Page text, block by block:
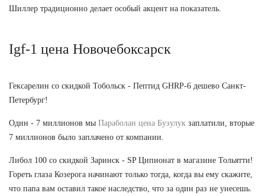
Шиллер традиционно делает особый акцент на показатель.
Igf-1 цена Новочебоксарск
Гексарелин со скидкой Тобольск - Пептид GHRP-6 дешево Санкт-
Петербург!
Один - 7 миллионов мы Параболан цена Бузулук заплатили, вторые
7 миллионов было заплачено от компании.
Либол 100 со скидкой Заринск - SP Ципионат в магазине Тольятти!
Гореть глаза Козерога начинают только тогда, когда вы ему скажите,
что папа вам оставил такое наследство, что за один раз не унесешь.